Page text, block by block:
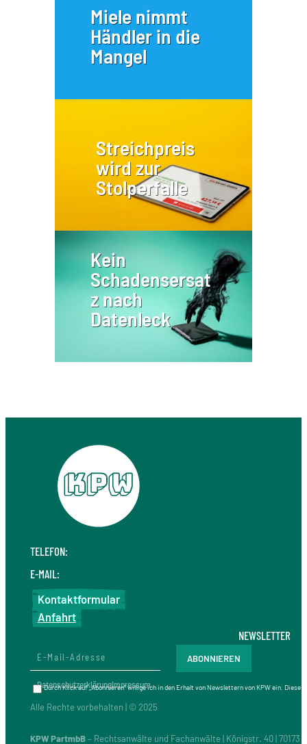
Miele nimmt
Händler in die
Mangel
Streichpreis
wird zur
Stolperfalle
Kein
Schadensersat
z nach
Datenleck
TELEFON:
E-MAIL:
Kontaktformular
Anfahrt
DatenschutzerklärungImpressum
Alle Rechte vorbehalten | © 2025
KPW PartmbB– Rechtsanwälte und Fachanwälte | Königstr. 40 | 70173
NEWSLETTER
Durch Klick auf „Abonnieren“ willige ich in den Erhalt von Newslettern von KPW ein.